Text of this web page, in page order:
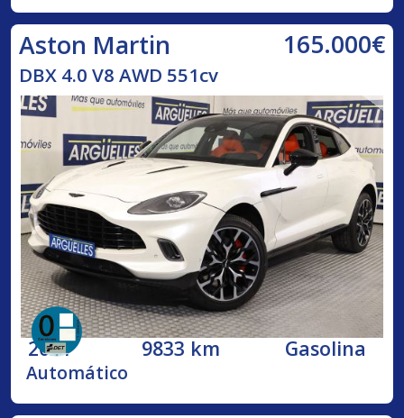
Aston Martin 165.000€
DBX 4.0 V8 AWD 551cv
2021 9833 km Gasolina
Automático